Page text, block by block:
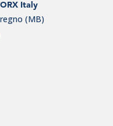
Italy
(MB)